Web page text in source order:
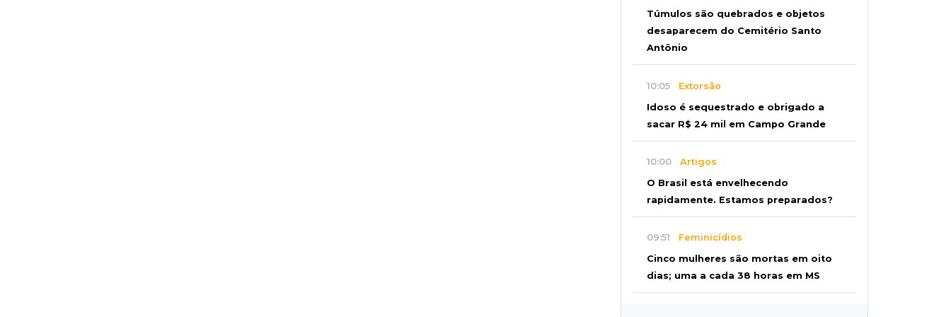
Túmulos são quebrados e objetos
desaparecem do Cemitério Santo
Antônio
10:05 Extorsão
Idoso é sequestrado e obrigado a
sacar R$ 24 mil em Campo Grande
10:00 Artigos
O Brasil está envelhecendo
rapidamente. Estamos preparados?
09:51 Feminicídios
Cinco mulheres são mortas em oito
dias; uma a cada 38 horas em MS